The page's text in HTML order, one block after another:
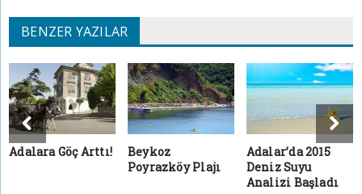
BENZER YAZILAR
Adalara Göç Arttı!
Beykoz
Poyrazköy Plajı
Adalar’da 2015
Deniz Suyu
Analizi Başladı